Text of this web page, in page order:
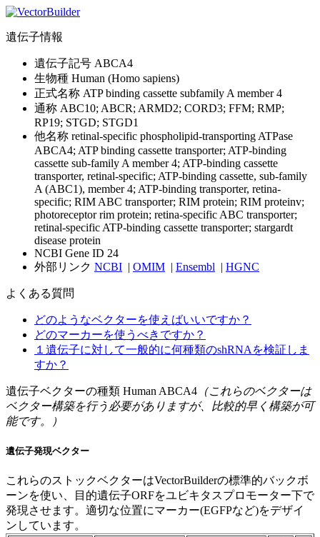
遺伝子情報
遺伝子記号 ABCA4
生物種 Human (Homo sapiens)
正式名称 ATP binding cassette subfamily A member 4
通称 ABC10; ABCR; ARMD2; CORD3; FFM; RMP;
RP19; STGD; STGD1
他名称 retinal-specific phospholipid-transporting ATPase
ABCA4; ATP binding cassette transporter; ATP-binding
cassette sub-family A member 4; ATP-binding cassette
transporter, retinal-specific; ATP-binding cassette, sub-family
A (ABC1), member 4; ATP-binding transporter, retina-
specific; RIM ABC transporter; RIM protein; RIM proteinv;
photoreceptor rim protein; retina-specific ABC transporter;
retinal-specific ATP-binding cassette transporter; stargardt
disease protein
NCBI Gene ID 24
外部リンク NCBI | OMIM | Ensembl | HGNC
よくある質問
どのようなベクターを使えばいいですか？
どのマーカーを使うべきですか？
１遺伝子に対して一般的に何種類のshRNAを検証しま
すか？
遺伝子ベクターの種類 Human ABCA4 （これらのベクターは
ベクター構築を行う必要がありますが、比較的早く構築が可
能です。）
遺伝子発現ベクター
これらのストックベクターはVectorBuilderの標準的バックボ
ーンを使い、目的遺伝子ORFをユビキタスプロモーター下で
発現させます。適切な位置にマーカー(EGFPなど)をデザイ
ンしています。